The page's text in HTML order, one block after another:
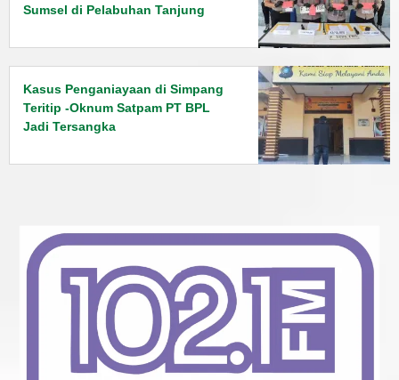
Sumsel di Pelabuhan Tanjung
Kasus Penganiayaan di Simpang
Teritip -Oknum Satpam PT BPL
Jadi Tersangka